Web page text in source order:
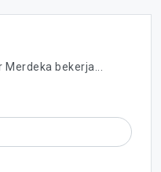
Merdeka bekerja...